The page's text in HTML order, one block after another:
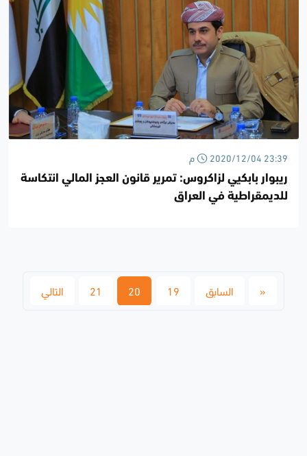
2020/12/04 23:39 م
ريبوار بابكيي لزاكروس: تمرير قانون العجز المالي انتكاسة
للديمقراطية في العراق
« السابق 19
20
21 التالي